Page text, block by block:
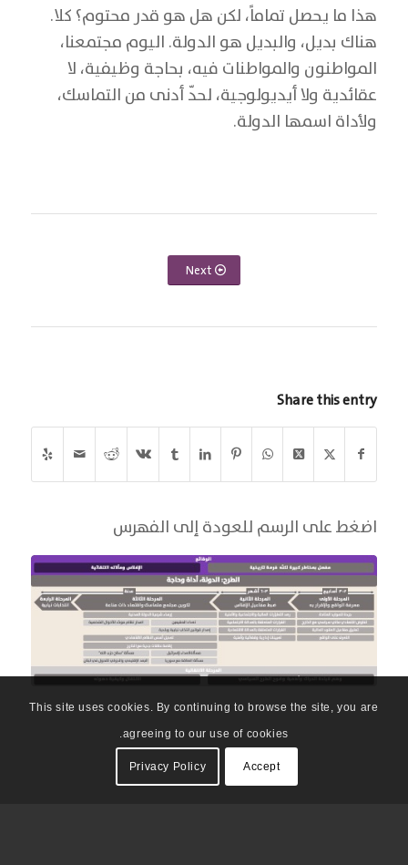
هذا ما يحصل تماماً، لكن هل هو قدر محتوم؟ كلا.
هناك بديل، والبديل هو الدولة. اليوم مجتمعنا،
المواطنون والمواطنات فيه، بحاجة وظيفية، لا
عقائدية ولا أيديولوجية، لحدّ أدنى من التماسك،
ولأداة اسمها الدولة.
Next
Share this entry
اضغط على الرسم للعودة إلى الفهرس
This site uses cookies. By continuing to browse the site, you are
agreeing to our use of cookies.
Accept
Privacy Policy